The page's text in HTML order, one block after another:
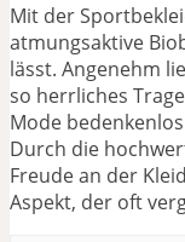
Mit der
atmungsaktive
lässt. Angenehm
so herrliches
Mode
Durch die
Freude an der
Aspekt, der oft